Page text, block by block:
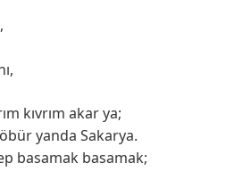
kıvrım akar ya;
yanda Sakarya.
basamak basamak;